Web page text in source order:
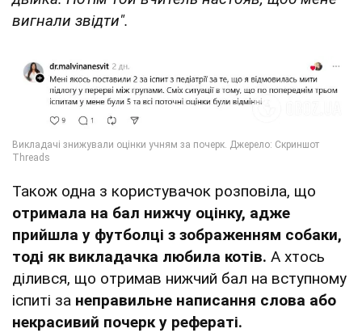
вигнали звідти".
Також одна з користувачок розповіла, що
отримала на бал нижчу оцінку, адже
прийшла у футболці з зображенням собаки,
тоді як викладачка любила котів. А хтось
ділився, що отримав нижчий бал на вступному
іспиті за неправильне написання слова або
некрасивий почерк у рефераті.